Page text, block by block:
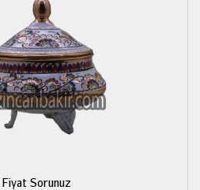
Fiyat Sorunuz